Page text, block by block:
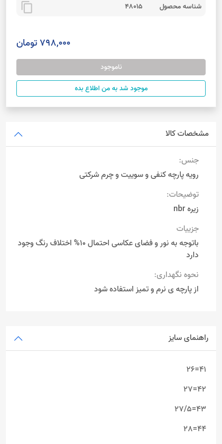
شناسه محصول 48015
content_copy
798,000 تومان
ناموجود
موجود شد به من اطلاع بده
مشخصات کالا
جنس:
رویه پارچه کنفی و سوییت و چرم شرکتی
توضیحات:
زیره nbr
جزییات
باتوجه به نور و فضای عکاسی احتمال 10% اختلاف رنگ وجود
دارد
نحوه نگهداری:
از پارچه ی نرم و تمیز استفاده شود
راهنمای سایز
41=26
42=27
43=27/5
44=28